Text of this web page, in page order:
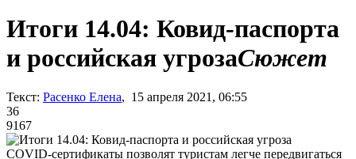
Итоги 14.04: Ковид-паспорта
и российская угрозаСюжет
Текст: Расенко Елена, 15 апреля 2021, 06:55
36
9167
COVID-сертификаты позволят туристам легче передвигаться